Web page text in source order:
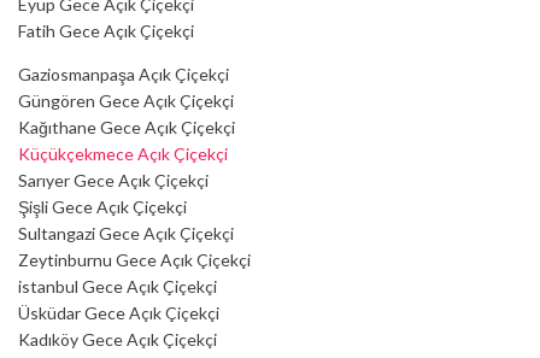
Fatih Gece Açık Çiçekçi
Gaziosmanpaşa Açık Çiçekçi
Güngören Gece Açık Çiçekçi
Kağıthane Gece Açık Çiçekçi
Küçükçekmece Açık Çiçekçi
Sarıyer Gece Açık Çiçekçi
Şişli Gece Açık Çiçekçi
Sultangazi Gece Açık Çiçekçi
Zeytinburnu Gece Açık Çiçekçi
istanbul Gece Açık Çiçekçi
Üsküdar Gece Açık Çiçekçi
Kadıköy Gece Açık Çiçekçi